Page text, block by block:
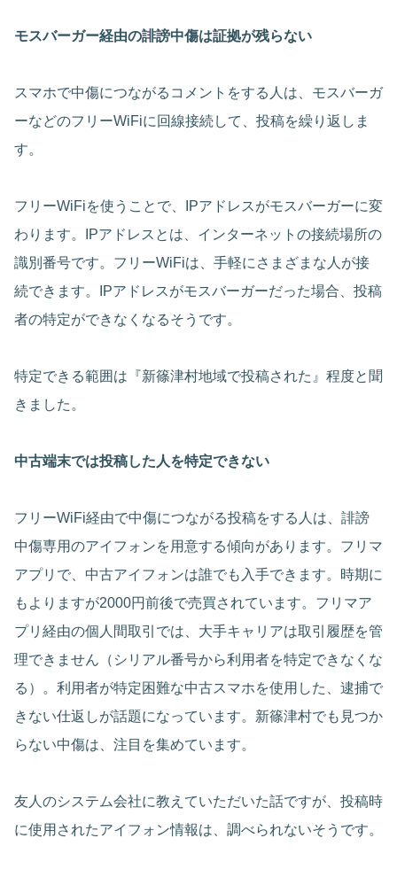
モスバーガー経由の誹謗中傷は証拠が残らない
スマホで中傷につながるコメントをする人は、モスバーガ
ーなどのフリーWiFiに回線接続して、投稿を繰り返しま
す。
フリーWiFiを使うことで、IPアドレスがモスバーガーに変
わります。IPアドレスとは、インターネットの接続場所の
識別番号です。フリーWiFiは、手軽にさまざまな人が接
続できます。IPアドレスがモスバーガーだった場合、投稿
者の特定ができなくなるそうです。
特定できる範囲は『新篠津村地域で投稿された』程度と聞
きました。
中古端末では投稿した人を特定できない
フリーWiFi経由で中傷につながる投稿をする人は、誹謗
中傷専用のアイフォンを用意する傾向があります。フリマ
アプリで、中古アイフォンは誰でも入手できます。時期に
もよりますが2000円前後で売買されています。フリマア
プリ経由の個人間取引では、大手キャリアは取引履歴を管
理できません（シリアル番号から利用者を特定できなくな
る）。利用者が特定困難な中古スマホを使用した、逮捕で
きない仕返しが話題になっています。新篠津村でも見つか
らない中傷は、注目を集めています。
友人のシステム会社に教えていただいた話ですが、投稿時
に使用されたアイフォン情報は、調べられないそうです。